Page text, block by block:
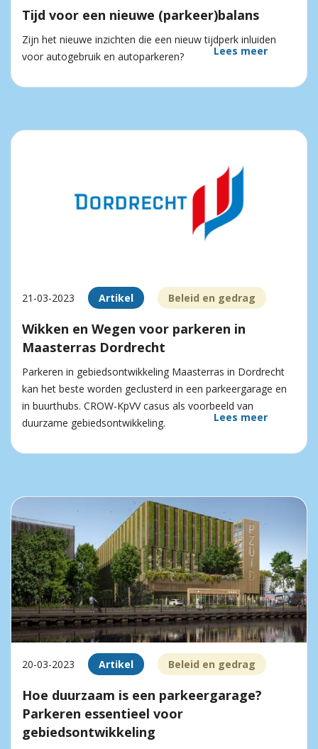
Tijd voor een nieuwe (parkeer)balans
Zijn het nieuwe inzichten die een nieuw tijdperk inluiden
voor autogebruik en autoparkeren?
Lees meer
21-03-2023 Artikel Beleid en gedrag
Wikken en Wegen voor parkeren in
Maasterras Dordrecht
Parkeren in gebiedsontwikkeling Maasterras in Dordrecht
kan het beste worden geclusterd in een parkeergarage en
in buurthubs. CROW-KpVV casus als voorbeeld van
duurzame gebiedsontwikkeling.
Lees meer
20-03-2023 Artikel Beleid en gedrag
Hoe duurzaam is een parkeergarage?
Parkeren essentieel voor
gebiedsontwikkeling